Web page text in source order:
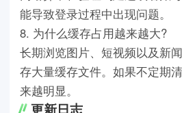
能导致登录过程中出现问题。
8. 为什么缓存占用越来越大?
长期浏览图片、短视频以及新
存大量缓存文件。如果不定期
来越明显。